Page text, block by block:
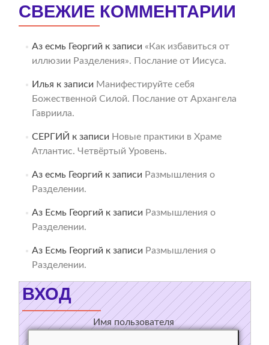
СВЕЖИЕ КОММЕНТАРИИ
Аз есмь Георгий к записи «Как избавиться от
иллюзии Разделения». Послание от Иисуса.
Илья к записи Манифестируйте себя
Божественной Силой. Послание от Архангела
Гавриила.
СЕРГИЙ к записи Новые практики в Храме
Атлантис. Четвёртый Уровень.
Аз есмь Георгий к записи Размышления о
Разделении.
Аз Есмь Георгий к записи Размышления о
Разделении.
Аз Есмь Георгий к записи Размышления о
Разделении.
ВХОД
Имя пользователя